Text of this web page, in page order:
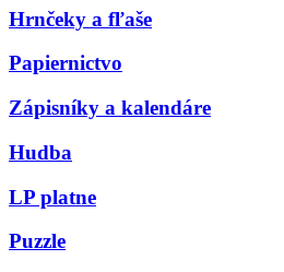
Hrnčeky a fľaše
Papiernictvo
Zápisníky a kalendáre
Hudba
LP platne
Puzzle